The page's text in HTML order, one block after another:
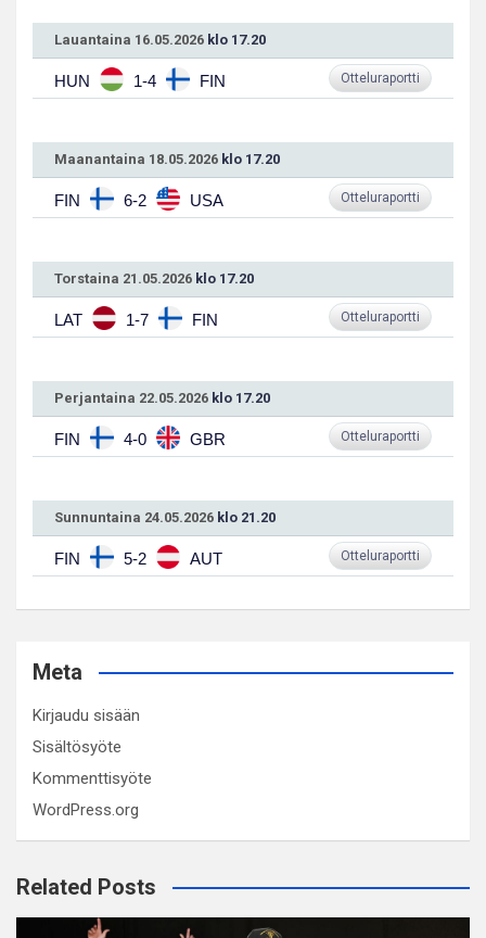
Lauantaina 16.05.2026 klo 17.20
HUN 1-4 FIN Otteluraportti
Maanantaina 18.05.2026 klo 17.20
FIN 6-2 USA Otteluraportti
Torstaina 21.05.2026 klo 17.20
LAT 1-7 FIN Otteluraportti
Perjantaina 22.05.2026 klo 17.20
FIN 4-0 GBR Otteluraportti
Sunnuntaina 24.05.2026 klo 21.20
FIN 5-2 AUT Otteluraportti
Meta
Kirjaudu sisään
Sisältösyöte
Kommenttisyöte
WordPress.org
Related Posts